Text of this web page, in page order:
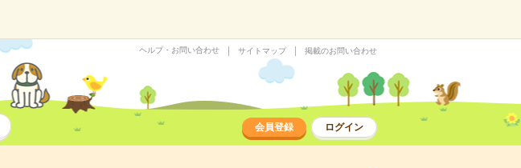
ヘルプ・お問い合わせ サイトマップ 掲載のお問い合わせ
会員登録 ログイン